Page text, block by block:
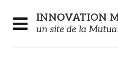
INNOVATION
un site de la